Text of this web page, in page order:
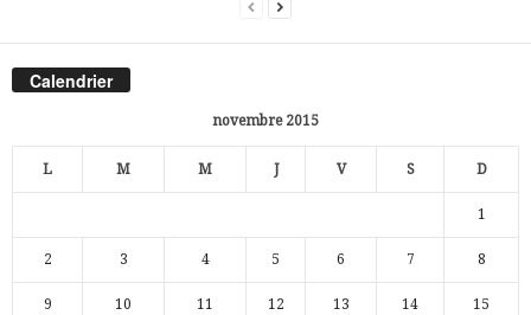
Calendrier
novembre 2015
L M M J V S D
1
2 3 4 5 6 7 8
9 10 11 12 13 14 15